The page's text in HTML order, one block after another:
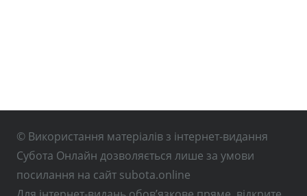
© Використання матеріалів з інтернет-видання
Субота Онлайн дозволяється лише за умови
посилання на сайт subota.online